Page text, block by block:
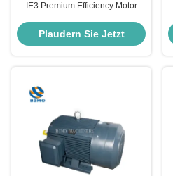
IE3 Premium Efficiency Motor
Dreiphasen Wechselstrommotor
Plaudern Sie Jetzt